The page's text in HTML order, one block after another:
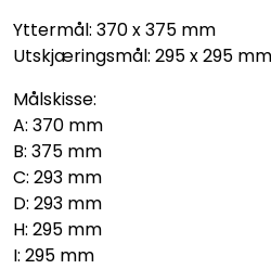
Yttermål: 370 x 375 mm
Utskjæringsmål: 295 x 295 mm
Målskisse:
A: 370 mm
B: 375 mm
C: 293 mm
D: 293 mm
H: 295 mm
I: 295 mm